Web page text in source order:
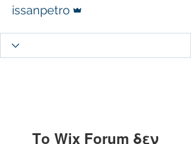
issanpetro
Το Wix Forum δεν